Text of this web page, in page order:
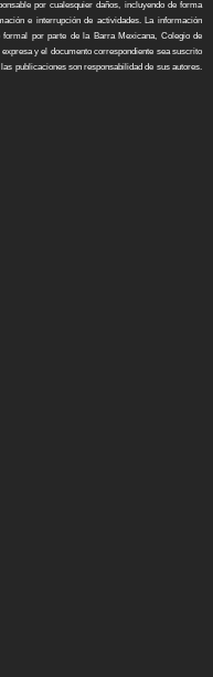
por cualesquier daños, incluyendo de forma
e interrupción de actividades. La información
formal por parte de la Barra Mexicana, Colegio de
y el documento correspondiente sea suscrito
publicaciones son responsabilidad de sus autores.